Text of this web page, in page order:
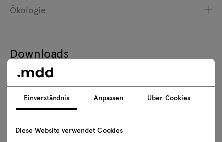
Ökologie
Downloads
Herunterladen
Fotos Lookbook
Einverständnis Anpassen Über Cookies
Diese Website verwendet Cookies